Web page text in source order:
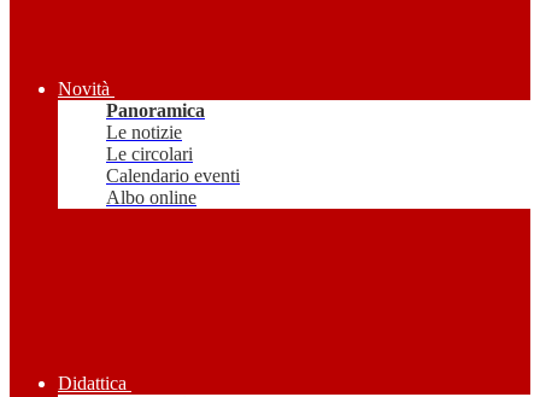
Novità
Panoramica
Le notizie
Le circolari
Calendario eventi
Albo online
Didattica